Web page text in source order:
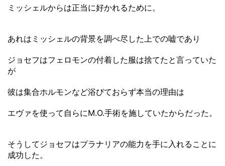
ミッシェルからは正当に好かれるために。
あれはミッシェルの背景を調べ尽した上での嘘であり
ジョセフはフェロモンの付着した服は捨てたと言っていた
が
彼は集合ホルモンなど浴びておらず本当の理由は
エヴァを使って自らにM.O.手術を施していたからだった。
そうしてジョセフはプラナリアの能力を手に入れることに
成功した。